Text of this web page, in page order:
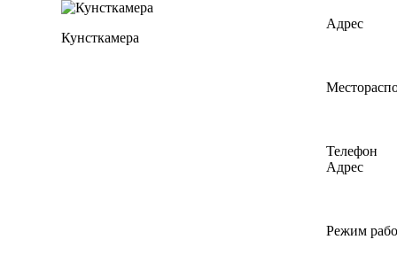
Кунсткамера
Адрес
Телефон
Адрес
Режим